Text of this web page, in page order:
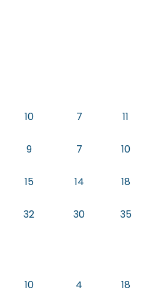
10 7 11
9 7 10
15 14 18
32 30 35
10 4 18